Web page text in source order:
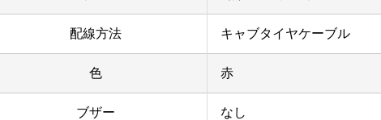
配線方法 キャブタイヤケーブル
色 赤
ブザー なし